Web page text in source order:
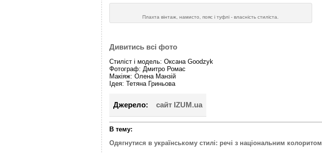
Плахта вінтаж, намисто, пояс і туфлі - власність стиліста.
Дивитись всі фото
Стиліст і модель: Оксана Goodzyk
Фотограф: Дмитро Ромас
Макіяж: Олена Манзій
Ідея: Тетяна Гриньова
Джерело: сайт IZUM.ua
В тему:
Одягнутися в українському стилі: речі з національним колоритом